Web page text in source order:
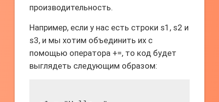
производительность.
Например, если у нас есть строки s1, s2 и
s3, и мы хотим объединить их с
помощью оператора +=, то код будет
выглядеть следующим образом: